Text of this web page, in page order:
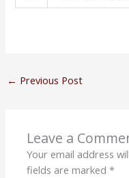
← Previous Post
Leave a
Your email address
fields are marked*